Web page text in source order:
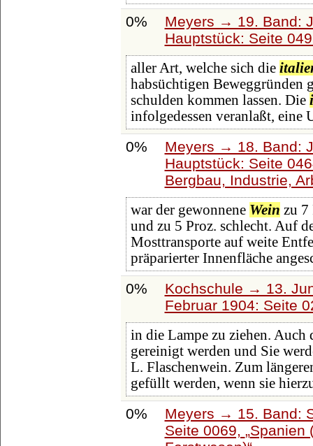
0%
Meyers → 19. Band:
Hauptstück: Seite
aller Art, welche sich die
habsüchtigen Beweggründen
schulden kommen lassen. Die
infolgedessen veranlaßt, eine
0%
Meyers → 18. Band:
Hauptstück: Seite
Bergbau, Industrie,
war der gewonnene Wein zu 7
und zu 5 Proz. schlecht. Auf
Mosttransporte auf weite
präparierter Innenfläche
0%
Kochschule → 13.
Februar 1904: Seite
in die Lampe zu ziehen. Auch
gereinigt werden und Sie
L. Flaschenwein. Zum
gefüllt werden, wenn sie
0%
Meyers → 15. Band:
Seite 0069,
Spanien